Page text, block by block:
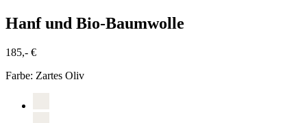
Hanf und Bio-Baumwolle
185,- €
Farbe: Zartes Oliv